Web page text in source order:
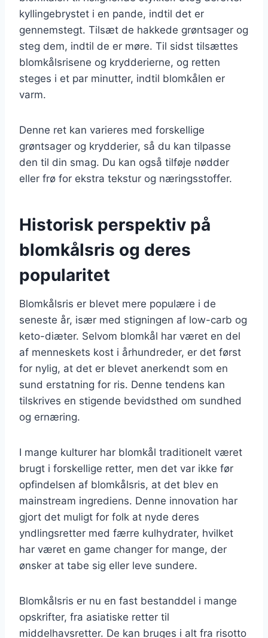
kyllingebrystet i en pande, indtil det er
gennemstegt. Tilsæt de hakkede grøntsager og
steg dem, indtil de er møre. Til sidst tilsættes
blomkålsrisene og krydderierne, og retten
steges i et par minutter, indtil blomkålen er
varm.
Denne ret kan varieres med forskellige
grøntsager og krydderier, så du kan tilpasse
den til din smag. Du kan også tilføje nødder
eller frø for ekstra tekstur og næringsstoffer.
Historisk perspektiv på
blomkålsris og deres
popularitet
Blomkålsris er blevet mere populære i de
seneste år, især med stigningen af low-carb og
keto-diæter. Selvom blomkål har været en del
af menneskets kost i århundreder, er det først
for nylig, at det er blevet anerkendt som en
sund erstatning for ris. Denne tendens kan
tilskrives en stigende bevidsthed om sundhed
og ernæring.
I mange kulturer har blomkål traditionelt været
brugt i forskellige retter, men det var ikke før
opfindelsen af blomkålsris, at det blev en
mainstream ingrediens. Denne innovation har
gjort det muligt for folk at nyde deres
yndlingsretter med færre kulhydrater, hvilket
har været en game changer for mange, der
ønsker at tabe sig eller leve sundere.
Blomkålsris er nu en fast bestanddel i mange
opskrifter, fra asiatiske retter til
middelhavsretter. De kan bruges i alt fra risotto